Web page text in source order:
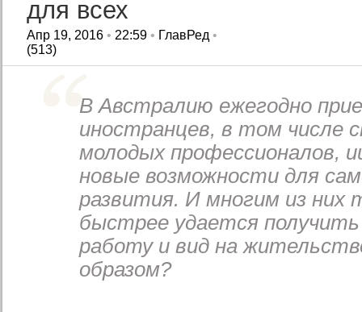
для всех
Апр 19, 2016• 22:59• ГлавРед •
(513)
В Австралию ежегодно
иностранцев, в том числе
молодых профессионалов,
новые возможности для
развития. И многим из них
быстрее удается
работу и вид на
образом?